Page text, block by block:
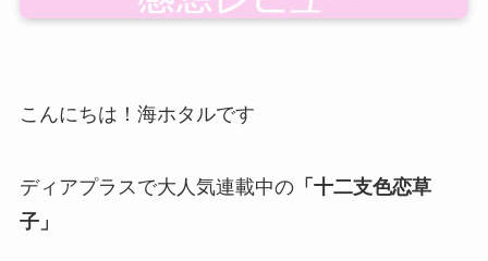
こんにちは！海ホタルです
ディアプラスで大人気連載中の「十二支色恋草
子」